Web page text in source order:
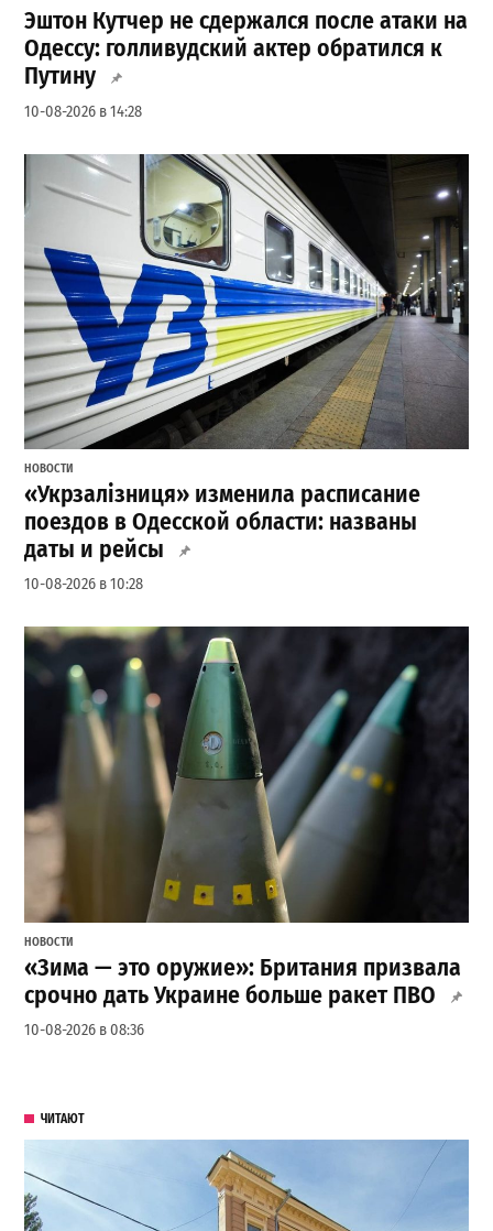
Эштон Кутчер не сдержался после атаки на
Одессу: голливудский актер обратился к
Путину
10-08-2026 в 14:28
НОВОСТИ
«Укрзалізниця» изменила расписание
поездов в Одесской области: названы
даты и рейсы
10-08-2026 в 10:28
НОВОСТИ
«Зима — это оружие»: Британия призвала
срочно дать Украине больше ракет ПВО
10-08-2026 в 08:36
ЧИТАЮТ